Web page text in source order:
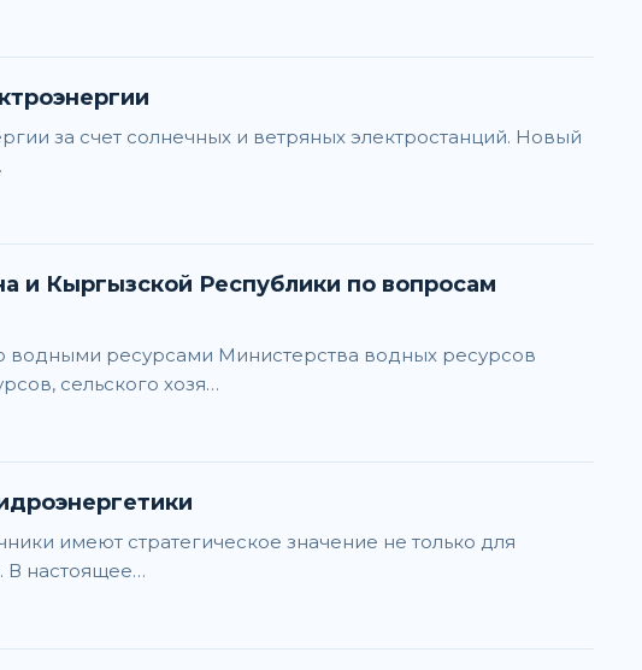
за счет солнечных и ветряных электростанций. Новый
водными ресурсами Министерства водных ресурсов
сельского хозя…
имеют стратегическое значение не только для
В настоящее…